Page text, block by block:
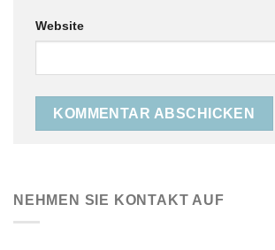
Website
NEHMEN SIE KONTAKT AUF